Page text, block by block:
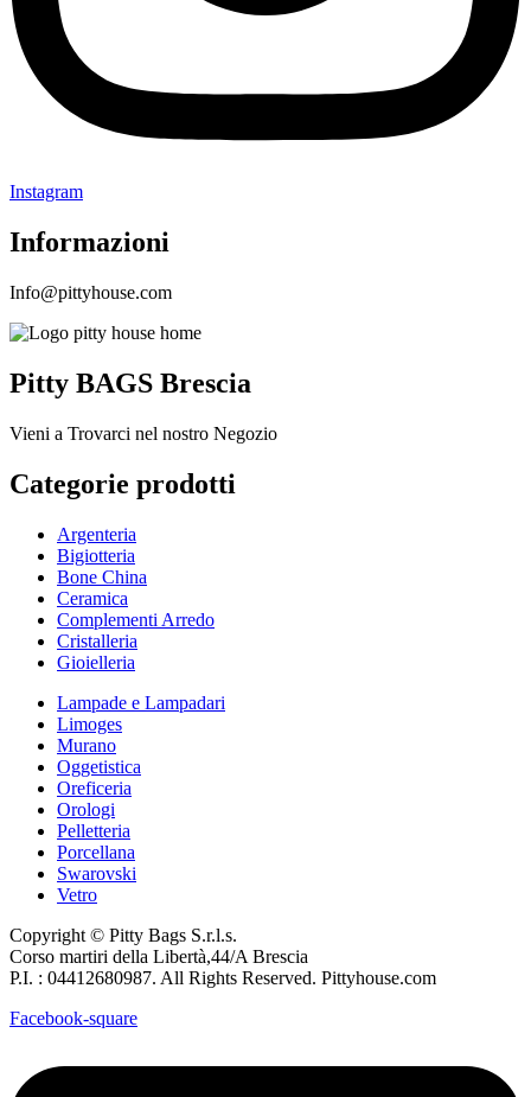
Instagram
Informazioni
Info@pittyhouse.com
Pitty BAGS Brescia
Vieni a Trovarci nel nostro Negozio
Categorie prodotti
Argenteria
Bigiotteria
Bone China
Ceramica
Complementi Arredo
Cristalleria
Gioielleria
Lampade e Lampadari
Limoges
Murano
Oggetistica
Oreficeria
Orologi
Pelletteria
Porcellana
Swarovski
Vetro
Copyright © Pitty Bags S.r.l.s.
Corso martiri della Libertà,44/A Brescia
P.I. : 04412680987. All Rights Reserved. Pittyhouse.com
Facebook-square